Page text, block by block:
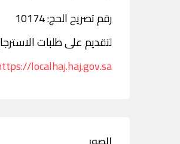
رقم تصريح الحج: 10174
لتقديم على طلبات
localhaj.haj.gov.sa